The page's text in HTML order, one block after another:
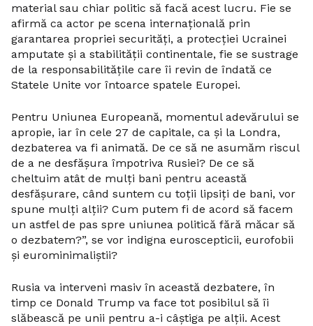
material sau chiar politic să facă acest lucru. Fie se
afirmă ca actor pe scena internațională prin
garantarea propriei securități, a protecției Ucrainei
amputate și a stabilității continentale, fie se sustrage
de la responsabilitățile care îi revin de îndată ce
Statele Unite vor întoarce spatele Europei.
Pentru Uniunea Europeană, momentul adevărului se
apropie, iar în cele 27 de capitale, ca și la Londra,
dezbaterea va fi animată. De ce să ne asumăm riscul
de a ne desfășura împotriva Rusiei? De ce să
cheltuim atât de mulți bani pentru această
desfășurare, când suntem cu toții lipsiți de bani, vor
spune mulți alții? Cum putem fi de acord să facem
un astfel de pas spre uniunea politică fără măcar să
o dezbatem?”, se vor indigna euroscepticii, eurofobii
și eurominimaliștii?
Rusia va interveni masiv în această dezbatere, în
timp ce Donald Trump va face tot posibilul să îi
slăbească pe unii pentru a-i câștiga pe alții. Acest